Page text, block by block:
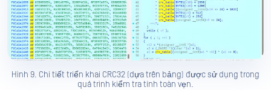
Hình 9. Chi tiết triển khai CRC32 (dựa trên bảng) được sử dụng trong
quá trình kiểm tra tính toàn vẹn.